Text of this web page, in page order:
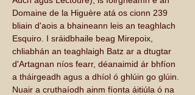
Domaine de la Higuère atá os cionn 239
bliain d'aois a bhaineann leis an teaghlach
Esquiro. I sráidbhaile beag Mirepoix,
chliabhán an teaghlaigh Batz ar a dtugtar
d'Artagnan níos fearr, déanaimid ár bhfíon
a tháirgeadh agus a dhíol ó ghlúin go glúin.
Nuair a cruthaíodh ainm fíonta áitiúla ó na